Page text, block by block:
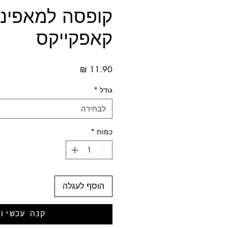
קופסה
קאפקייקס
גודל *
לבחירה
כמות *
הוסף לעגלה
קנה